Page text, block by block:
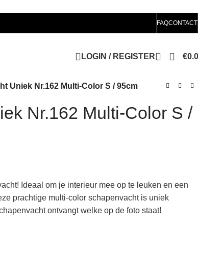
FAQCONTACT
LOGIN / REGISTER €
Uniek Nr.162 Multi-Color S / 95cm
Nr.162 Multi-Color S /
Ideaal om je interieur mee op te leuken en een
prachtige multi-color schapenvacht is uniek
ontvangt welke op de foto staat!